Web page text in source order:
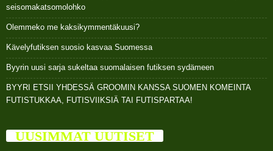
seisomakatsomolohko
Olemmeko me kaksikymmentäkuusi?
Kävelyfutiksen suosio kasvaa Suomessa
Byyrin uusi sarja sukeltaa suomalaisen futiksen sydämeen
BYYRI ETSII YHDESSÄ GROOMIN KANSSA SUOMEN KOMEINTA
FUTISTUKKAA, FUTISVIIKSIÄ TAI FUTISPARTAA!
UUSIMMAT UUTISET